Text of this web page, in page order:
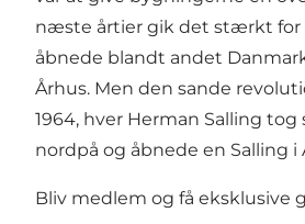
næste årtier gik det stærkt for
åbnede blandt andet
Århus. Men den sande
1964, hver Herman Salling
nordpå og åbnede en Salling i
Bliv medlem og få eksklusive